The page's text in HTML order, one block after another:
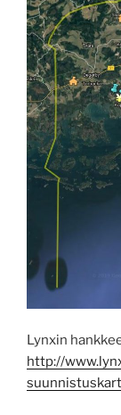
Lynxin
http://